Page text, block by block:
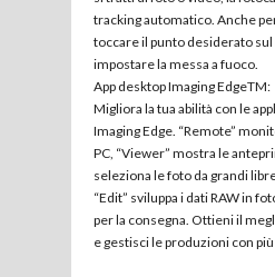
tracking automatico. Anche
toccare il punto desiderato
impostare la messa a fuoco.
App desktop Imaging EdgeTM:
Migliora la tua abilità con le
Imaging Edge. “Remote”
PC, “Viewer” mostra le
seleziona le foto da grandi
“Edit” sviluppa i dati RAW in
per la consegna. Ottieni il
e gestisci le produzioni con